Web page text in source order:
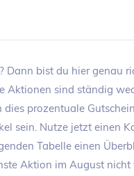
bist du hier genau
Aktionen sind ständig
prozentuale
sein. Nutze jetzt einen
Tabelle einen
Aktion im August nicht